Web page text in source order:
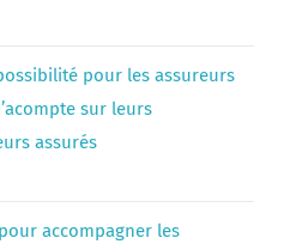
pour les assureurs
sur leurs
assurés
accompagner les